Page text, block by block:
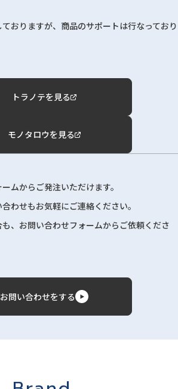
おりますが、商品のサポートは行なっており
トラノテを見る
モノタロウを見る
ムからご発注いただけます。
わせもお気軽にご連絡ください。
、お問い合わせフォームからご依頼くださ
お問い合わせをする